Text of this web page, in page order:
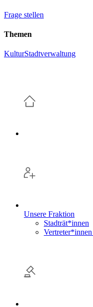
Frage stellen
Themen
KulturStadtverwaltung
Unsere Fraktion
Stadträt*innen